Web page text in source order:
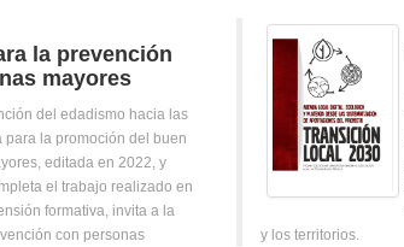
la prevención
mayores
del edadismo hacia las
para la promoción del buen
editada en 2022, y
el trabajo realizado en
formativa, invita a la
con personas
y los territorios.